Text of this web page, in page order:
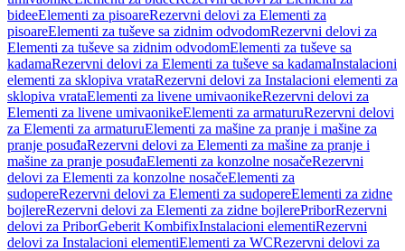
bideeElementi za pisoareRezervni delovi za Elementi za
pisoareElementi za tuševe sa zidnim odvodomRezervni delovi za
Elementi za tuševe sa zidnim odvodomElementi za tuševe sa
kadamaRezervni delovi za Elementi za tuševe sa kadamaInstalacioni
elementi za sklopiva vrataRezervni delovi za Instalacioni elementi za
sklopiva vrataElementi za livene umivaonikeRezervni delovi za
Elementi za livene umivaonikeElementi za armaturuRezervni delovi
za Elementi za armaturuElementi za mašine za pranje i mašine za
pranje posuđaRezervni delovi za Elementi za mašine za pranje i
mašine za pranje posuđaElementi za konzolne nosačeRezervni
delovi za Elementi za konzolne nosačeElementi za
sudopereRezervni delovi za Elementi za sudopereElementi za zidne
bojlereRezervni delovi za Elementi za zidne bojlerePriborRezervni
delovi za PriborGeberit KombifixInstalacioni elementiRezervni
delovi za Instalacioni elementiElementi za WCRezervni delovi za